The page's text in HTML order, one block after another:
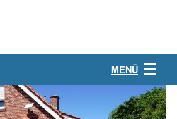
MENÜ
Über uns